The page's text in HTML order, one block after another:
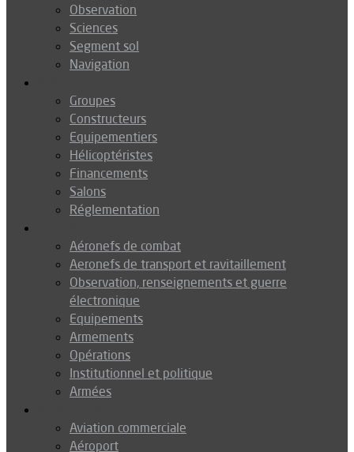
Observation
Sciences
Segment sol
Navigation
Groupes
Constructeurs
Equipementiers
Hélicoptéristes
Financements
Salons
Réglementation
Aéronefs de combat
Aeronefs de transport et ravitaillement
Observation, renseignements et guerre
électronique
Equipements
Armements
Opérations
Institutionnel et politique
Armées
Aviation commerciale
Aéroport